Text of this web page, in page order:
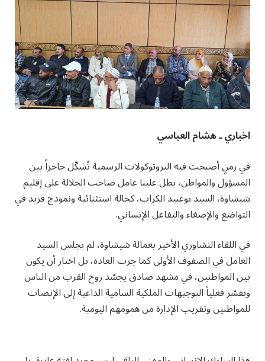
اخباري ـ هشام العباسي
في زمنٍ أصبحت فيه البروتوكولات الرسمية تُشكّل حاجزاً بين
المسؤول والمواطن، يطل علينا عامل صاحب الجلالة على إقليم
شيشاوة، السيد بوعبيد الكراب، كحالة استثنائية ونموذج فريد في
التواضع والإصغاء والتفاعل الإنساني.
في اللقاء التشاوري الأخير بعمالة شيشاوة، لم يجلس السيد
العامل في الصفوف الأولى كما جرت العادة، بل اختار أن يكون
بين المواطنين، في مشهد صادق يجسّد روح القرب من الناس
ويفسّر فعلياً التوجيهات الملكية السامية الداعية إلى الإنصات
للمواطنين وتقريب الإدارة من همومهم اليومية.